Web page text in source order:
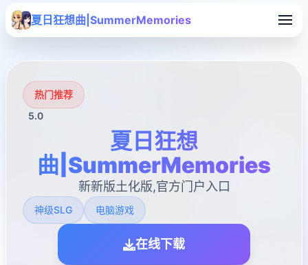
夏日狂想曲|SummerMemories
热门推荐
5.0
夏日狂想
曲|SummerMemories
新新版土化版,官方门户入口
神级SLG 电脑游戏
在线下载